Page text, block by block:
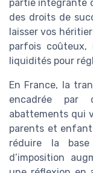
partie intégrante
des droits de
laisser vos
parfois
liquidités pour
En France, la
encadrée par
abattements qui
parents et
réduire la
d’imposition